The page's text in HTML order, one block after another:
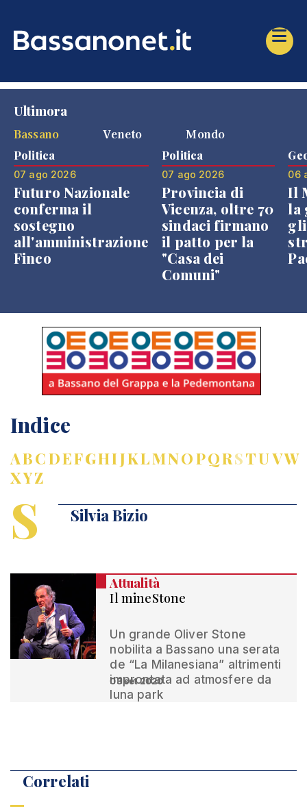
Ultimora
Bassano
Veneto Mondo
Politica
07 ago 2026
Futuro Nazionale
conferma il
sostegno
all'amministrazione
Finco
Politica
07 ago 2026
Provincia di
Vicenza, oltre 70
sindaci firmano
il patto per la
"Casa dei
Comuni"
06
Il
la
Indice
ABCDEFGHIJKLMNOPQRSTUVW
XYZ
S Silvia Bizio
Attualità
Il mineStone
Un grande Oliver Stone
nobilita a Bassano una serata
de “La Milanesiana” altrimenti
improntata ad atmosfere da
luna park
03 set 2020
Correlati